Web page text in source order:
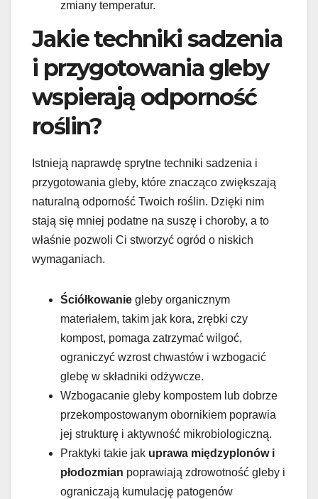
zmiany temperatur.
Jakie techniki sadzenia
i przygotowania gleby
wspierają odporność
roślin?
Istnieją naprawdę sprytne techniki sadzenia i
przygotowania gleby, które znacząco zwiększają
naturalną odporność Twoich roślin. Dzięki nim
stają się mniej podatne na suszę i choroby, a to
właśnie pozwoli Ci stworzyć ogród o niskich
wymaganiach.
Ściółkowanie gleby organicznym
materiałem, takim jak kora, zrębki czy
kompost, pomaga zatrzymać wilgoć,
ograniczyć wzrost chwastów i wzbogacić
glebę w składniki odżywcze.
Wzbogacanie gleby kompostem lub dobrze
przekompostowanym obornikiem poprawia
jej strukturę i aktywność mikrobiologiczną.
Praktyki takie jak uprawa międzyplonów i
płodozmian poprawiają zdrowotność gleby i
ograniczają kumulację patogenów